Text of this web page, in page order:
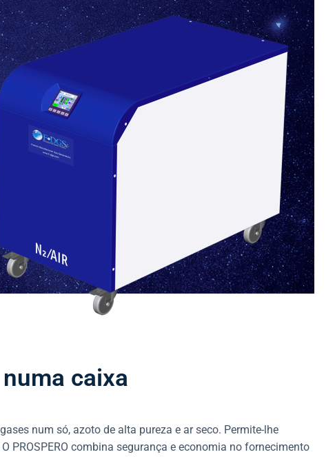
caixa
num só, azoto de alta pureza e ar seco. Permite-lhe
PROSPERO combina segurança e economia no fornecimento